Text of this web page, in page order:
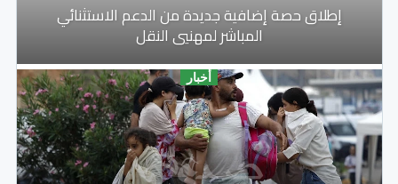
إطلاق حصة إضافية جديدة من الدعم الاستثنائي
المباشر لمهنيي النقل
أخبار